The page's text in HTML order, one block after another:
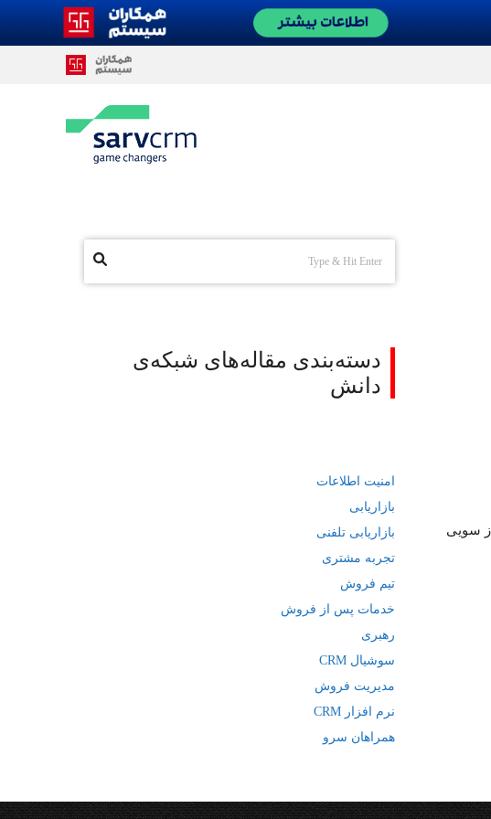
لوله و از سویی
دسته‌بندی مقاله‌های شبکه‌ی
دانش
امنیت اطلاعات
بازاریابی
بازاریابی تلفنی
تجربه مشتری
تیم فروش
خدمات پس از فروش
رهبری
سوشیال CRM
مدیریت فروش
نرم افزار CRM
همراهان سرو